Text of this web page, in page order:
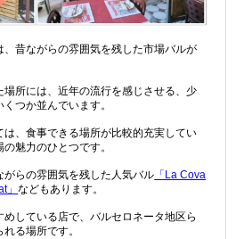
昔ながらの雰囲気を残した市場バルが
所には、近年の流行を感じさせる、少
つか並んでいます。
、食事できる場所が比較的充実してい
魅力のひとつです。
がらの雰囲気を残した人気バル 「La Cova
」などもあります。
している店で、バルセロネータ地区ら
る場所です。